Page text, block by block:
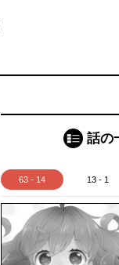
話の
63 - 14 13 - 1